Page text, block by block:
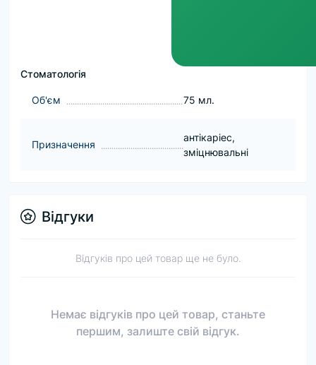
Стоматологія
Об'єм 75 мл.
Призначення
антікаріес,
зміцнювальні
Відгуки
Відгуків про цей товар ще не було.
Немає відгуків про цей товар, станьте
першим, залиште свій відгук.